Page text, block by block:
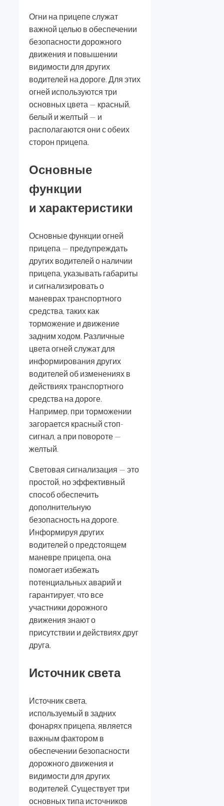
Огни на прицепе служат
важной целью в обеспечении
безопасности дорожного
движения и повышении
видимости для других
водителей на дороге. Для этих
огней используются три
основных цвета — красный,
белый и желтый — и
располагаются они с обеих
сторон прицепа.
Основные
функции
и характеристики
Основные функции огней
прицепа — предупреждать
других водителей о наличии
прицепа, указывать габариты
и сигнализировать о
маневрах транспортного
средства, таких как
торможение и движение
задним ходом. Различные
цвета огней служат для
информирования других
водителей об изменениях в
действиях транспортного
средства на дороге.
Например, при торможении
загорается красный стоп-
сигнал, а при повороте —
желтый.
Световая сигнализация — это
простой, но эффективный
способ обеспечить
дополнительную
безопасность на дороге.
Информируя других
водителей о предстоящем
маневре прицепа, она
помогает избежать
потенциальных аварий и
гарантирует, что все
участники дорожного
движения знают о
присутствии и действиях друг
друга.
Источник света
Источник света,
используемый в задних
фонарях прицепа, является
важным фактором в
обеспечении безопасности
дорожного движения и
видимости для других
водителей. Существует три
основных типа источников